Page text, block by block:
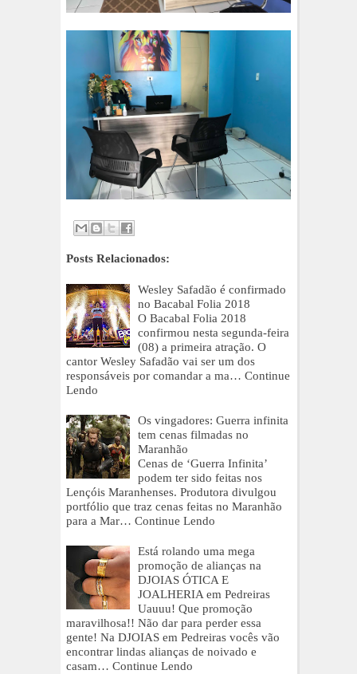
Posts Relacionados:
Wesley Safadão é confirmado
no Bacabal Folia 2018
O Bacabal Folia 2018
confirmou nesta segunda-feira
(08) a primeira atração. O
cantor Wesley Safadão vai ser um dos
responsáveis por comandar a ma… Continue
Lendo
Os vingadores: Guerra infinita
tem cenas filmadas no
Maranhão
Cenas de ‘Guerra Infinita’
podem ter sido feitas nos
Lençóis Maranhenses. Produtora divulgou
portfólio que traz cenas feitas no Maranhão
para a Mar… Continue Lendo
Está rolando uma mega
promoção de alianças na
DJOIAS ÓTICA E
JOALHERIA em Pedreiras
Uauuu! Que promoção
maravilhosa!! Não dar para perder essa
gente! Na DJOIAS em Pedreiras vocês vão
encontrar lindas alianças de noivado e
casam… Continue Lendo